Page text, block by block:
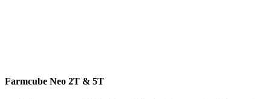
Farmcube Neo 2T & 5T